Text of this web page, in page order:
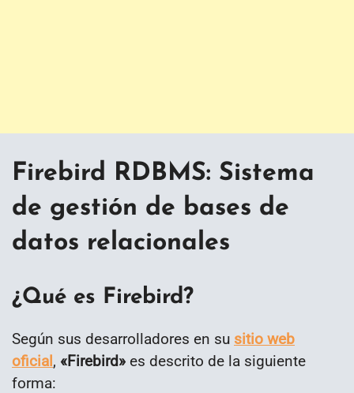
Firebird RDBMS: Sistema
de gestión de bases de
datos relacionales
¿Qué es Firebird?
Según sus desarrolladores en su sitio web
oficial, «Firebird» es descrito de la siguiente
forma: